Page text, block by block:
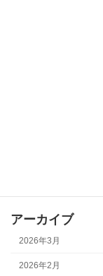
アーカイブ
2026年3月
2026年2月